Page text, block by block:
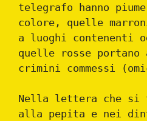
telegrafo hanno
colore, quelle
a luoghi contenenti
quelle rosse
crimini commessi
Nella lettera che si
alla pepita e nei